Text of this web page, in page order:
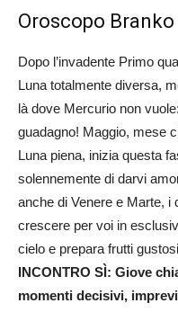
Oroscopo
Dopo l’invadente Primo
Luna totalmente diversa,
là dove Mercurio non
guadagno! Maggio, mese
Luna piena, inizia questa
solennemente di darvi
anche di Venere e Marte, i
crescere per voi in
cielo e prepara frutti
INCONTRO SÌ: Giove
momenti decisivi,